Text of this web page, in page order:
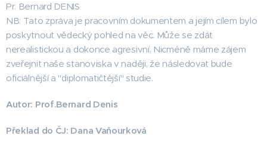
Pr. Bernard DENIS
NB: Tato zpráva je pracovním dokumentem a jejím cílem bylo
poskytnout vědecký pohled na věc. Může se zdát
nerealistickou a dokonce agresivní. Nicméně máme zájem
zveřejnit naše stanoviska v naději, že následovat bude
oficiálnější a "diplomatičtější" studie.
Autor: Prof.Bernard Denis
Překlad do ČJ: Dana Vaňourková